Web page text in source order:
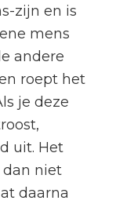
zijn en is
mens
andere
roept het
je deze
uit. Het
dan niet
daarna